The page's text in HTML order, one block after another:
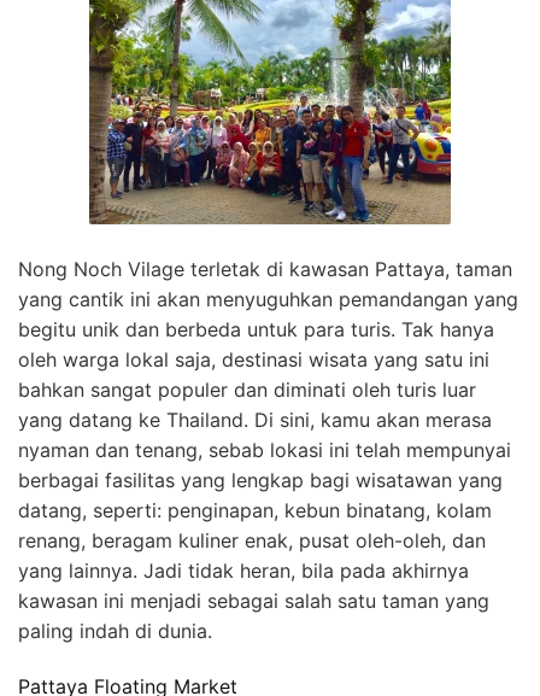
Nong Noch Vilage terletak di kawasan Pattaya, taman
yang cantik ini akan menyuguhkan pemandangan yang
begitu unik dan berbeda untuk para turis. Tak hanya
oleh warga lokal saja, destinasi wisata yang satu ini
bahkan sangat populer dan diminati oleh turis luar
yang datang ke Thailand. Di sini, kamu akan merasa
nyaman dan tenang, sebab lokasi ini telah mempunyai
berbagai fasilitas yang lengkap bagi wisatawan yang
datang, seperti: penginapan, kebun binatang, kolam
renang, beragam kuliner enak, pusat oleh-oleh, dan
yang lainnya. Jadi tidak heran, bila pada akhirnya
kawasan ini menjadi sebagai salah satu taman yang
paling indah di dunia.
Pattaya Floating Market